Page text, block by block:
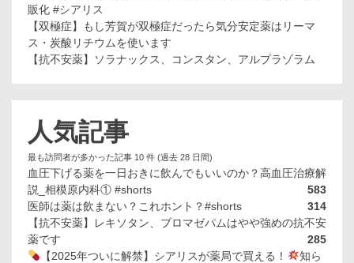
販化 #シアリス
【双極症】もし芳賀が双極症だったら気分安定薬はリーマ
ス・炭酸リチウムを使います
【抗不安薬】ソラナックス、コンスタン、アルプラゾラム
人気記事
最も訪問者が多かった記事 10 件 (過去 28 日間)
血圧下げる薬を一日おきに飲んでもいいのか？高血圧治療解
説_相模原内科① #shorts
583
医師は薬は飲まない？これホント？#shorts
314
【抗不安薬】レキソタン、ブロマゼパムはやや強めの抗不安
薬です
285
【2025年ついに解禁】シアリスが薬局で買える！
知ら